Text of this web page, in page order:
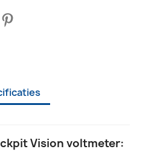
Vision voltmeter: